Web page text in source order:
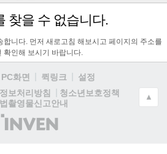
기
찾을 수 없습니다.
합니다. 먼저 새로고침 해보시고 페이지의 주소를
확인해 보시기 바랍니다.
PC화면 퀵링크
설정
보처리방침
청소년보호정책
촬영물신고안내
(주)
인
▲